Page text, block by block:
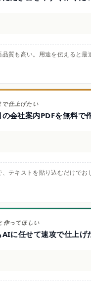
質も高い。用途を伝えると最
で仕上げたい
会社案内PDFを無料で
テキストを貼り込むだけでお
作ってほしい
に任せて速攻で仕上げ